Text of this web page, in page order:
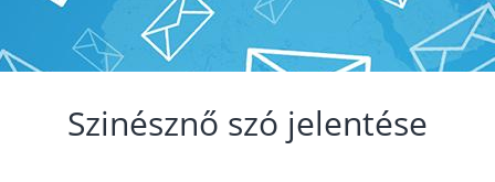
Szinésznő szó jelentése